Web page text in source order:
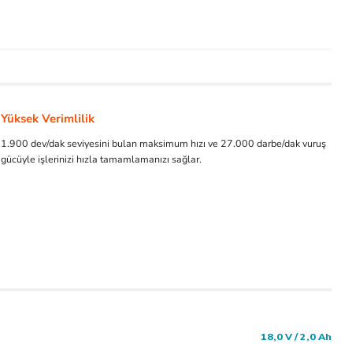
Yüksek Verimlilik
1.900 dev/dak seviyesini bulan maksimum hızı ve 27.000 darbe/dak vuruş
gücüyle işlerinizi hızla tamamlamanızı sağlar.
18,0 V / 2,0 Ah